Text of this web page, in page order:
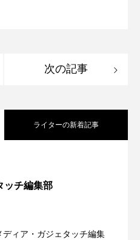
次の記事
ライターの新着記事
ッチ編集部
ィア・ガジェタッチ編集